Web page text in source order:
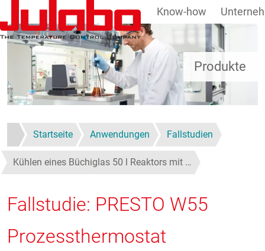
Direkt zum Inhalt
Produkte
Know-how
Startseite Anwendungen Fallstudien
Kühlen eines Büchiglas 50 l Reaktors mit …
Fallstudie: PRESTO W55
Prozessthermostat